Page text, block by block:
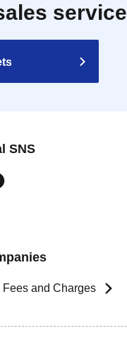
service
SNS
Fees and Charges